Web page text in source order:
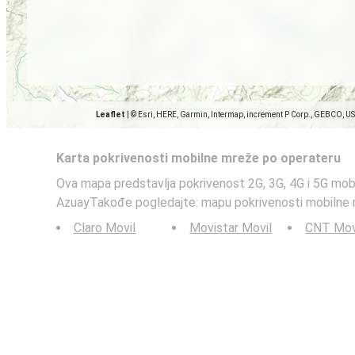
Leaflet © Esri, HERE, Garmin, Intermap, increment P Corp., GEBCO,
Karta pokrivenosti mobilne mreže po operateru
Ova mapa predstavlja pokrivenost 2G, 3G, 4G i 5G
AzuayTakođe pogledajte: mapu pokrivenosti mobilne
Claro Movil
Movistar Movil CNT